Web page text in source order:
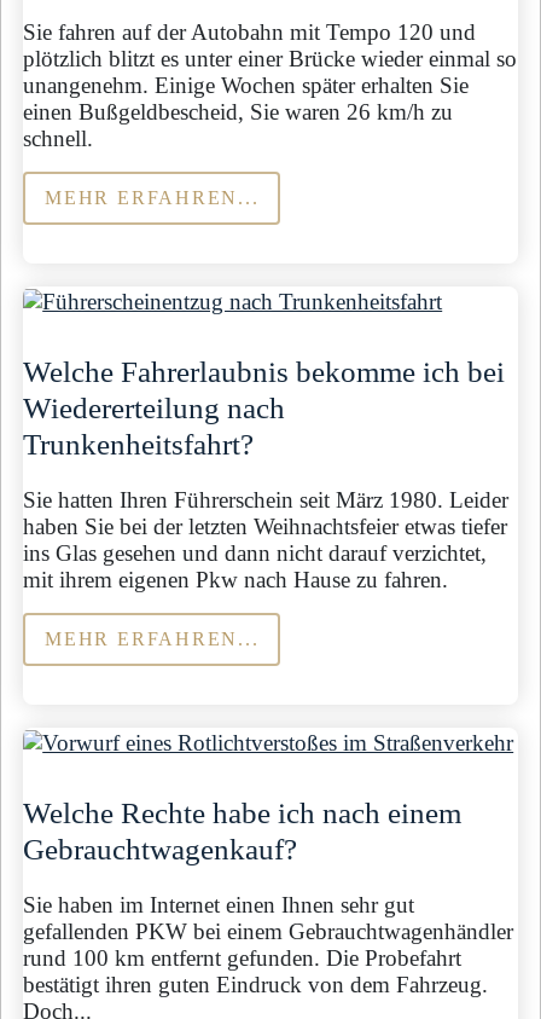
Sie fahren auf der Autobahn mit Tempo 120 und
plötzlich blitzt es unter einer Brücke wieder einmal so
unangenehm. Einige Wochen später erhalten Sie
einen Bußgeldbescheid, Sie waren 26 km/h zu
schnell.
MEHR ERFAHREN...
Welche Fahrerlaubnis bekomme ich bei
Wiedererteilung nach
Trunkenheitsfahrt?
Sie hatten Ihren Führerschein seit März 1980. Leider
haben Sie bei der letzten Weihnachtsfeier etwas tiefer
ins Glas gesehen und dann nicht darauf verzichtet,
mit ihrem eigenen Pkw nach Hause zu fahren.
MEHR ERFAHREN...
Welche Rechte habe ich nach einem
Gebrauchtwagenkauf?
Sie haben im Internet einen Ihnen sehr gut
gefallenden PKW bei einem Gebrauchtwagenhändler
rund 100 km entfernt gefunden. Die Probefahrt
bestätigt ihren guten Eindruck von dem Fahrzeug.
Doch...